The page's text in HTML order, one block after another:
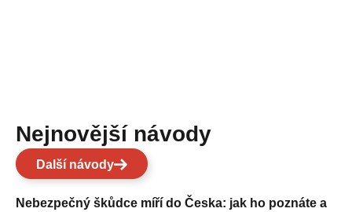
Nejnovější návody
Další návody
Nebezpečný škůdce míří do Česka: jak ho poznáte a